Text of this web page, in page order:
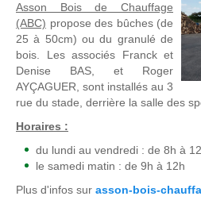
Asson Bois de Chauffage
(ABC) propose des bûches (de
25 à 50cm) ou du granulé de
bois. Les associés Franck et
Denise BAS, et Roger
AYÇAGUER, sont installés au 3
rue du stade, derrière la salle des
Horaires :
du lundi au vendredi : de 8h à
le samedi matin : de 9h à 12h
Plus d'infos sur asson-bois-